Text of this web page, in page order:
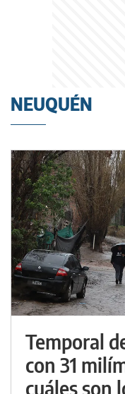
NEUQUÉN
Temporal
con 31
cuáles son